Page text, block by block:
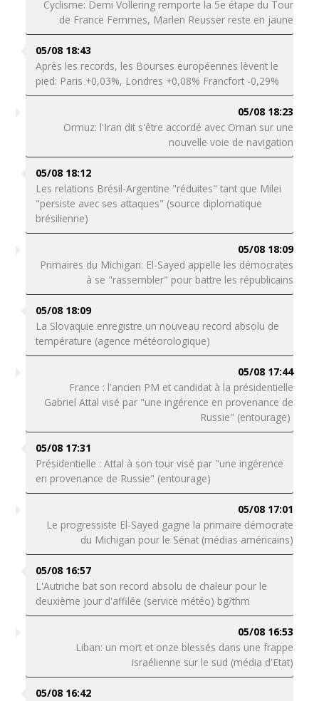
Cyclisme: Demi Vollering remporte la 5e étape du Tour
de France Femmes, Marlen Reusser reste en jaune
05/08 18:43
Après les records, les Bourses européennes lèvent le
pied: Paris +0,03%, Londres +0,08% Francfort -0,29%
05/08 18:23
Ormuz: l'Iran dit s'être accordé avec Oman sur une
nouvelle voie de navigation
05/08 18:12
Les relations Brésil-Argentine "réduites" tant que Milei
"persiste avec ses attaques" (source diplomatique
brésilienne)
05/08 18:09
Primaires du Michigan: El-Sayed appelle les démocrates
à se "rassembler" pour battre les républicains
05/08 18:09
La Slovaquie enregistre un nouveau record absolu de
température (agence météorologique)
05/08 17:44
France : l'ancien PM et candidat à la présidentielle
Gabriel Attal visé par "une ingérence en provenance de
Russie" (entourage)
05/08 17:31
Présidentielle : Attal à son tour visé par "une ingérence
en provenance de Russie" (entourage)
05/08 17:01
Le progressiste El-Sayed gagne la primaire démocrate
du Michigan pour le Sénat (médias américains)
05/08 16:57
L'Autriche bat son record absolu de chaleur pour le
deuxième jour d'affilée (service météo) bg/thm
05/08 16:53
Liban: un mort et onze blessés dans une frappe
israélienne sur le sud (média d'Etat)
05/08 16:42